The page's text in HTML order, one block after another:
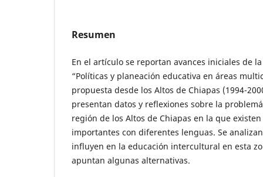
Resumen
En el artículo se reportan avances iniciales de
“Políticas y planeación educativa en áreas
propuesta desde los Altos de Chiapas (1994-
presentan datos y reflexiones sobre la
región de los Altos de Chiapas en la que
importantes con diferentes lenguas. Se
influyen en la educación intercultural en esta
apuntan algunas alternativas.